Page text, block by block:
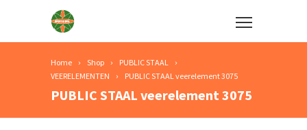
Home Shop
PUBLIC STAAL
VEERELEMENTEN
PUBLIC STAAL veerelement 3075
PUBLIC STAAL veerelement 3075